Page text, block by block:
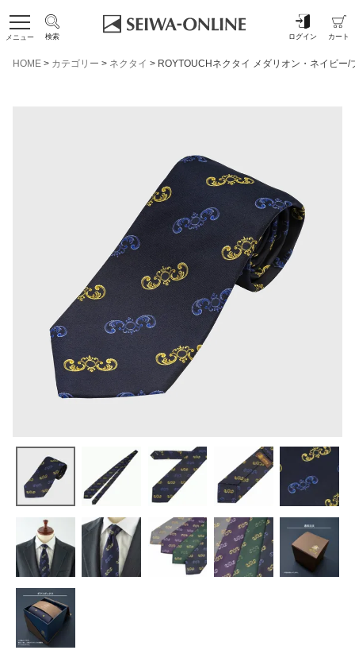
メニュー 検索 ログイン カート
HOME カテゴリー ネクタイ ROYTOUCHネクタイ メダリオン・ネイビー/